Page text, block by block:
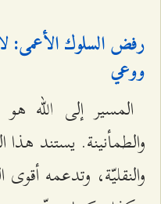
رفض السلوك الأعمى:
ووعي
المسير إلى الله
والطمأنينة. يستند هذا
والنقليّة، وتدعمه